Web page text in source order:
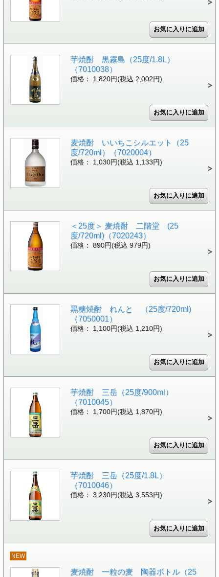
芋焼酎 黒霧島（25度/1.8L）
（7010038）
価格： 1,820円(税込 2,002円)
麦焼酎 いいちこシルエット（25
度/720ml）（7020004）
価格： 1,030円(税込 1,133円)
＜25度＞ 麦焼酎 二階堂 (25
度/720ml)（7020243）
価格： 890円(税込 979円)
黒糖焼酎 れんと （25度/720ml)
（7050001）
価格： 1,100円(税込 1,210円)
芋焼酎 三岳（25度/900ml）
（7010045）
価格： 1,700円(税込 1,870円)
芋焼酎 三岳（25度/1.8L）
（7010046）
価格： 3,230円(税込 3,553円)
NEW
麦焼酎 一粒の麦 陶器ボトル（25